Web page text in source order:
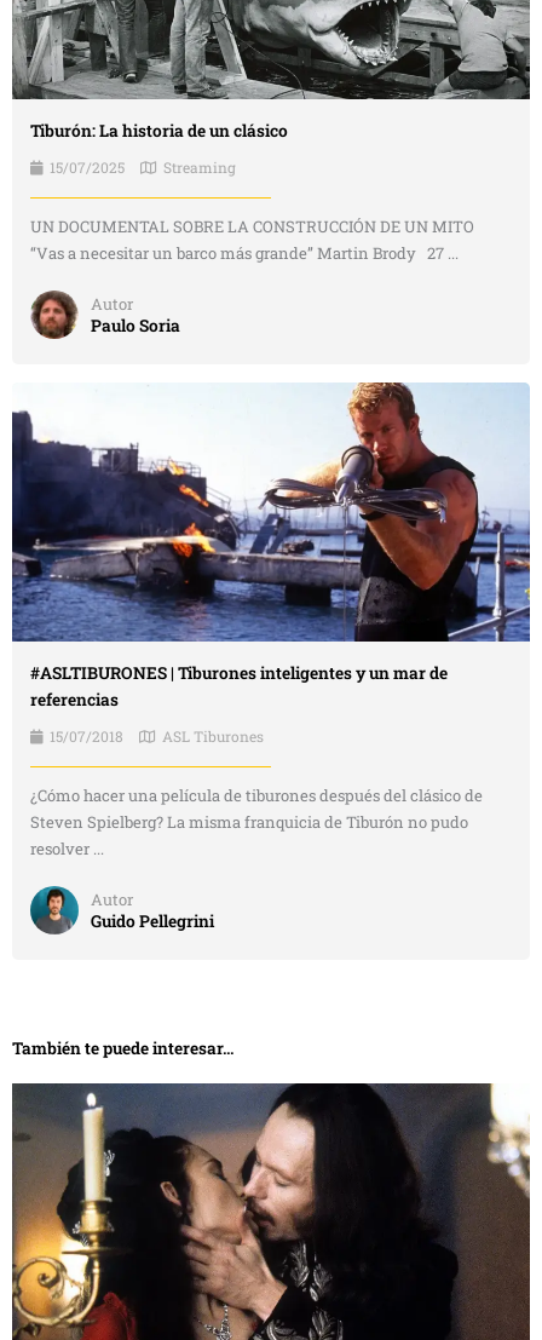
Tiburón: La historia de un clásico
15/07/2025 Streaming
UN DOCUMENTAL SOBRE LA CONSTRUCCIÓN DE UN MITO
“Vas a necesitar un barco más grande” Martin Brody 27 ...
Autor
Paulo Soria
#ASLTIBURONES | Tiburones inteligentes y un mar de
referencias
15/07/2018 ASL Tiburones
¿Cómo hacer una película de tiburones después del clásico de
Steven Spielberg? La misma franquicia de Tiburón no pudo
resolver ...
Autor
Guido Pellegrini
También te puede interesar...